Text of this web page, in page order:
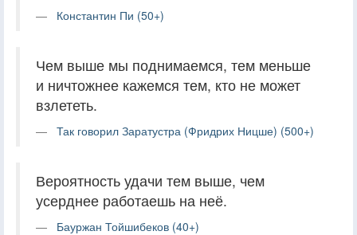
Константин Пи (50+)
Чем выше мы поднимаемся, тем меньше
и ничтожнее кажемся тем, кто не может
взлететь.
Так говорил Заратустра (Фридрих Ницше) (500+)
Вероятность удачи тем выше, чем
усерднее работаешь на неё.
Бауржан Тойшибеков (40+)